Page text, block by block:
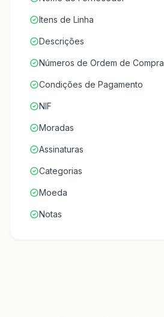
Itens de Linha
Descrições
Números de Ordem de Compra
Condições de Pagamento
NIF
Moradas
Assinaturas
Categorias
Moeda
Notas